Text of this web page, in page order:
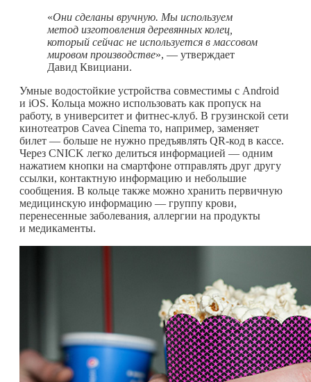
«Они сделаны вручную. Мы используем
метод изготовления деревянных колец,
который сейчас не используется в массовом
мировом производстве», — утверждает
Давид Квициани.
Умные водостойкие устройства совместимы с Android
и iOS. Кольца можно использовать как пропуск на
работу, в университет и фитнес-клуб. В грузинской сети
кинотеатров Cavea Cinema то, например, заменяет
билет — больше не нужно предъявлять QR-код в кассе.
Через CNICK легко делиться информацией — одним
нажатием кнопки на смартфоне отправлять друг другу
ссылки, контактную информацию и небольшие
сообщения. В кольце также можно хранить первичную
медицинскую информацию — группу крови,
перенесенные заболевания, аллергии на продукты
и медикаменты.